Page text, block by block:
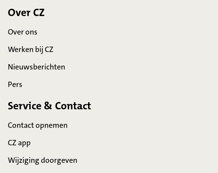
Over CZ
Over ons
Werken bij CZ
Nieuwsberichten
Pers
Service & Contact
Contact opnemen
CZ app
Wijziging doorgeven